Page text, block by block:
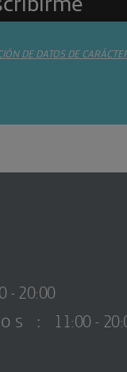
DE DATOS DE
- 20:00
: 11:00 -